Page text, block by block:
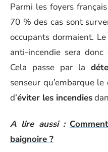
Parmi les foyers
70 % des cas sont
occupants dormaient.
anti-incendie sera donc
Cela passe par la
senseur qu’embarque
d’éviter les incendies
A lire aussi :
baignoire ?